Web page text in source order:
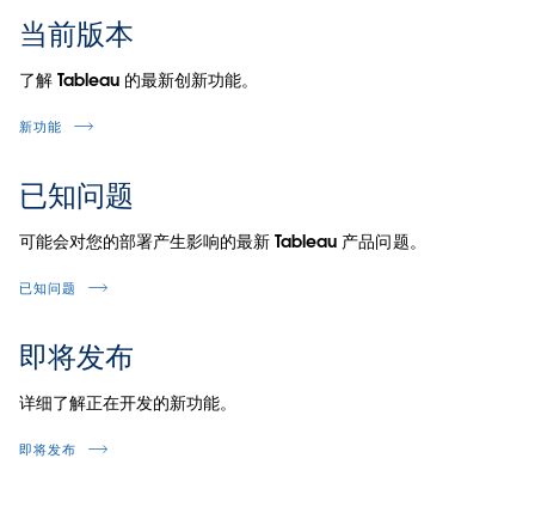
当前版本
了解 Tableau 的最新创新功能。
新功能
已知问题
可能会对您的部署产生影响的最新 Tableau 产品问题。
已知问题
即将发布
详细了解正在开发的新功能。
即将发布